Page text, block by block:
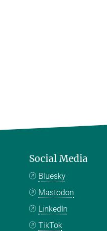
Social Media
Bluesky
Mastodon
LinkedIn
TikTok